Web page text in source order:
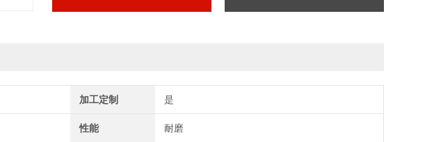
加工定制 是
性能 耐磨